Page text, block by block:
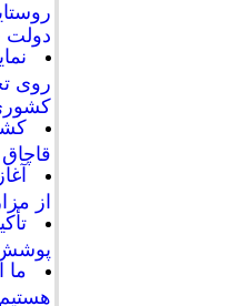
دولت
روی
از
پوشش
ما
هستیم